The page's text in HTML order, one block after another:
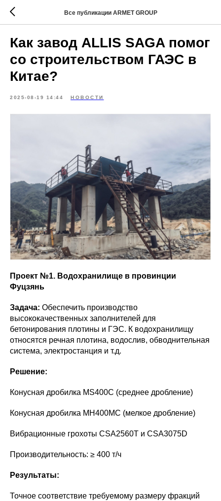
Все публикации ARMET GROUP
Как завод ALLIS SAGA помог
со строительством ГАЭС в
Китае?
2025-08-19 14:44 НОВОСТИ
Проект №1. Водохранилище в провинции
Фуцзянь
Задача: Обеспечить производство
высококачественных заполнителей для
бетонирования плотины и ГЭС. К водохранилищу
относятся речная плотина, водослив, обводнительная
система, электростанция и т.д.
Решение:
Конусная дробилка MS400C (среднее дробление)
Конусная дробилка MH400MC (мелкое дробление)
Вибрационные грохоты CSA2560T и CSA3075D
Производительность: ≥ 400 т/ч
Результаты:
Точное соответствие требуемому размеру фракций